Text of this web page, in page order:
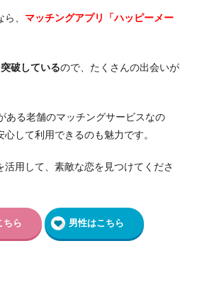
、 マッチングアプリ「ハッピーメー
破しているので、たくさんの出会いが
ある老舗のマッチングサービスなの
して利用できるのも魅力です。
活用して、素敵な恋を見つけてくださ
ちら 男性はこちら